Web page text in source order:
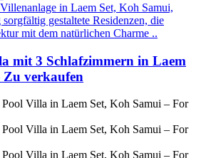
in Laem Set, Koh Samui,
gestaltete Residenzen, die
mit dem natürlichen Charme ..
mit 3 Schlafzimmern in Laem
Zu verkaufen